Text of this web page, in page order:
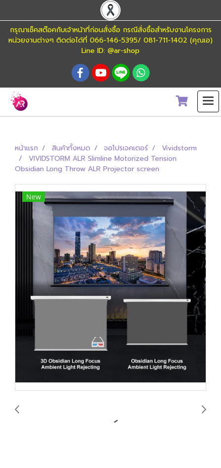
กรุณาเช็คสต๊อคกับเจ้าหน้าที่ก่อนสั่งซื้อ กรณีสั่งซื้อสำหรับงานโครงการ
หน่วยงานต่างๆ ติดต่อได้ที่ 066-146-5395/ 081-711-1402 (คุณเอ)
Line ID: @ar-shop
หน้าแรก สินค้าทั้งหมด จอโปรเจคเตอร์
Vividstorm
VIVIDSTORM ALR Slimline Motorized Tension
Obsidian Long Throw ALR Projector screen
New